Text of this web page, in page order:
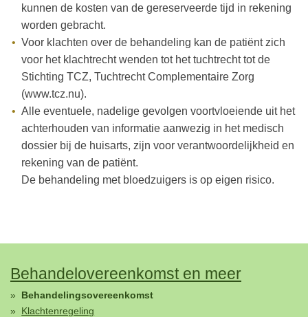
kunnen de kosten van de gereserveerde tijd in rekening
worden gebracht.
Voor klachten over de behandeling kan de patiënt zich
voor het klachtrecht wenden tot het tuchtrecht tot de
Stichting TCZ, Tuchtrecht Complementaire Zorg
(www.tcz.nu).
Alle eventuele, nadelige gevolgen voortvloeiende uit het
achterhouden van informatie aanwezig in het medisch
dossier bij de huisarts, zijn voor verantwoordelijkheid en
rekening van de patiënt.
De behandeling met bloedzuigers is op eigen risico.
Behandelovereenkomst en meer
Behandelingsovereenkomst
Klachtenregeling